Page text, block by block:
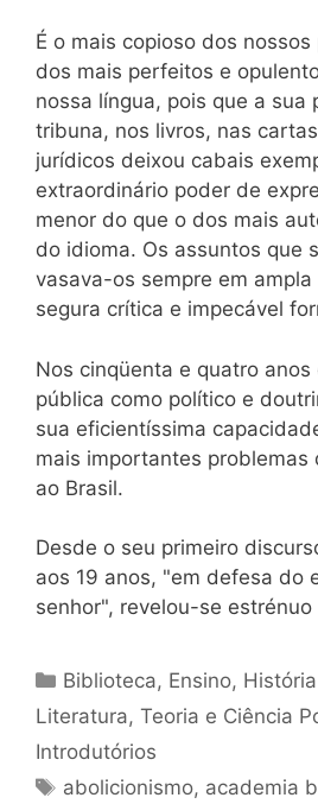
É o mais copioso dos
dos mais perfeitos e
nossa língua, pois que a sua
tribuna, nos livros, nas
jurídicos deixou cabais
extraordinário poder de
menor do que o dos mais
do idioma. Os assuntos que
vasava-os sempre em ampla
segura crítica e impecável
Nos cinqüenta e quatro anos
pública como político e
sua eficientíssima
mais importantes problemas
ao Brasil.
Desde o seu primeiro
aos 19 anos, "em defesa do
senhor", revelou-se
Categorias
Biblioteca, Ensino,
Literatura, Teoria e Ciência
Introdutórios
Tags
abolicionismo, academia